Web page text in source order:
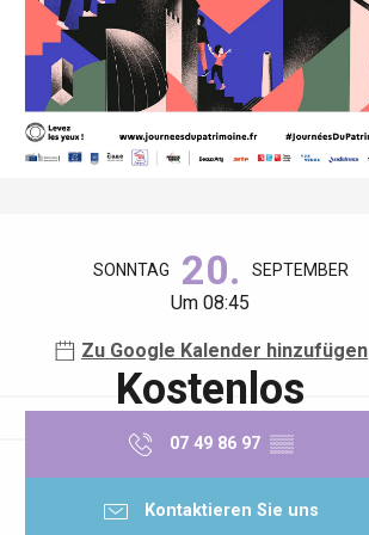
SONNTAG 20. SEPTEMBER
Um 08:45
Zu Google Kalender hinzufügen
Kostenlos
07 49 86 97 ▒▒
Kontaktieren Sie uns